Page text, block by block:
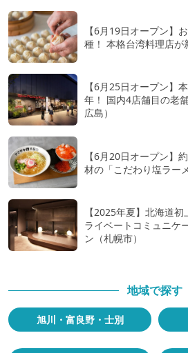
【6月19日オープン】
種！ 本格台湾料理店が
【6月25日オープン】
年！ 国内4店舗目の老
広島）
【6月20日オープン】
材の「こだわり塩ラー
【2025年夏】北海道
ライベートコミュニケ
ン（札幌市）
地域で探す
旭川・富良野・士別